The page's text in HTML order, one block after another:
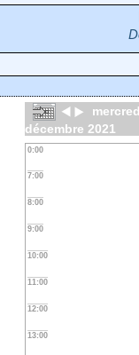
décembre 2021
0:00
7:00
8:00
9:00
10:00
11:00
12:00
13:00